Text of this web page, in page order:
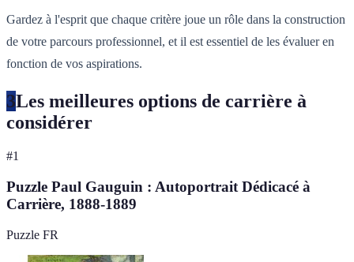
Gardez à l'esprit que chaque critère joue un rôle dans la construction
de votre parcours professionnel, et il est essentiel de les évaluer en
fonction de vos aspirations.
3Les meilleures options de carrière à
considérer
#1
Puzzle Paul Gauguin : Autoportrait Dédicacé à
Carrière, 1888-1889
Puzzle FR